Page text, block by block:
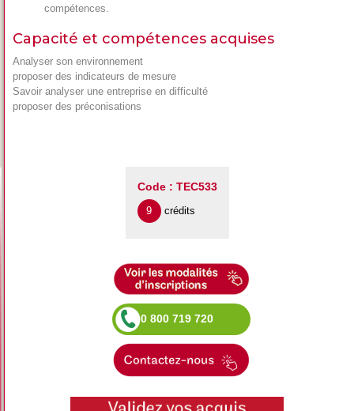
compétences.
Capacité et compétences acquises
Analyser son environnement
proposer des indicateurs de mesure
Savoir analyser une entreprise en difficulté
proposer des préconisations
Code : TEC533
9 crédits
0 800 719 720